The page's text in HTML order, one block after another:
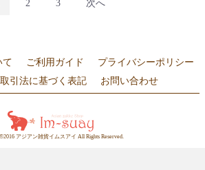
2 3 次へ
て ご利用ガイド
プライバシーポリシー
引法に基づく表記
お問い合わせ
アジアン雑貨イムスアイ All Rights Reserved.